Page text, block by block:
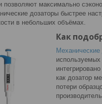
позволяют максимально
дозаторы быстрее
в небольших объёмах.
Как
Механические
используемых
как дозатор
потери